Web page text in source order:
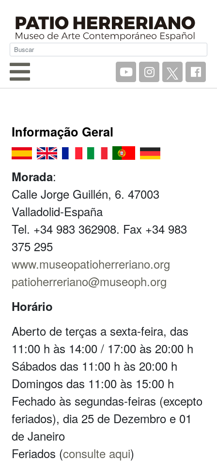
Informação Geral
Morada:
Calle Jorge Guillén, 6. 47003
Valladolid-España
Tel. +34 983 362908. Fax +34 983
375 295
www.museopatioherreriano.org
patioherreriano@museoph.org
Horário
Aberto de terças a sexta-feira, das
11:00 h às 14:00 / 17:00 às 20:00 h
Sábados das 11:00 h às 20:00 h
Domingos das 11:00 às 15:00 h
Fechado às segundas-feiras (excepto
feriados), dia 25 de Dezembro e 01
de Janeiro
Feriados (consulte aqui)